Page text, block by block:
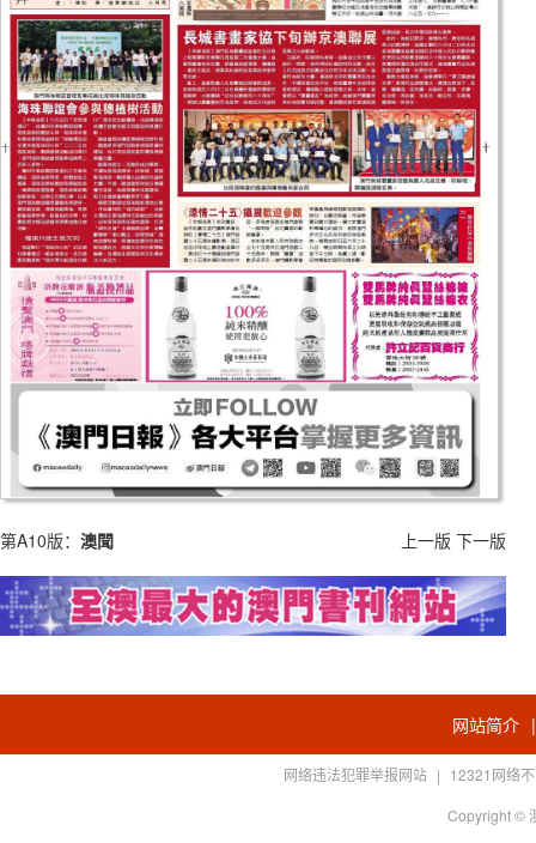
第A10版： 澳聞 上一版 下一版
网站简介
网络违法犯罪举报网站 | 12321网络
Copyright ©